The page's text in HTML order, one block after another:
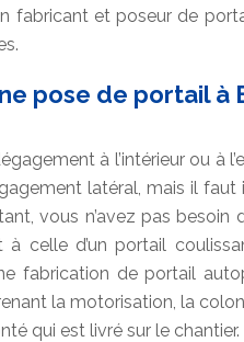
fabricant et poseur de
pose de portail à
à l’intérieur ou à
latéral, mais il faut
vous n’avez pas besoin
celle d’un portail
fabrication de portail
la motorisation, la
qui est livré sur le chantier.